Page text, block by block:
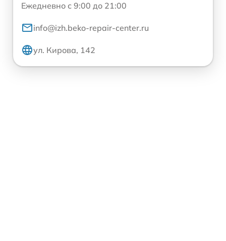
Ежедневно с 9:00 до 21:00
info@izh.beko-repair-center.ru
ул. Кирова, 142